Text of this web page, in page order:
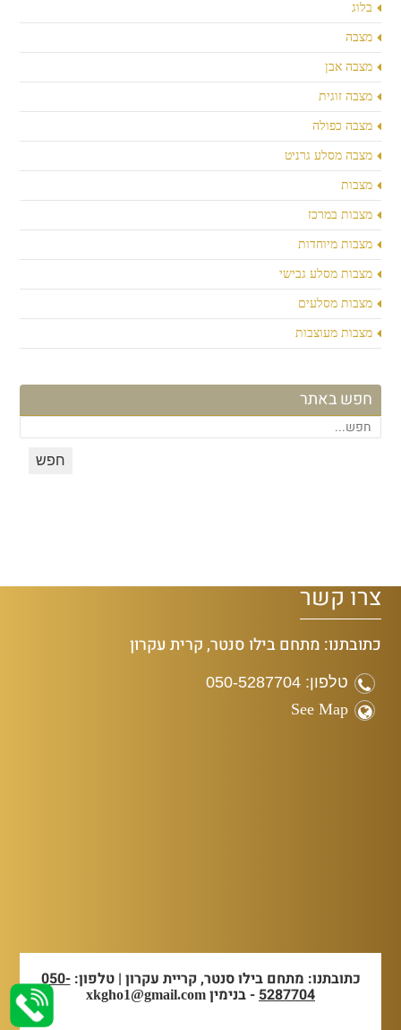
בלוג
מצבה
מצבה אבן
מצבה זוגית
מצבה כפולה
מצבה מסלע גרניט
מצבות
מצבות במרכז
מצבות מיוחדות
מצבות מסלע גבישי
מצבות מסלעים
מצבות מעוצבות
חפש באתר
צרו קשר
כתובתנו: מתחם בילו סנטר, קרית עקרון
טלפון: 050-5287704
See Map
כתובתנו: מתחם בילו סנטר, קריית עקרון | טלפון:050-
5287704- בנימין xkgho1@gmail.com